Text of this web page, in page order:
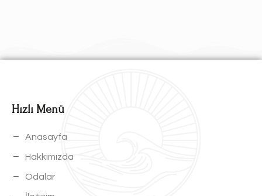
Hızlı Menü
Anasayfa
Hakkımızda
Odalar